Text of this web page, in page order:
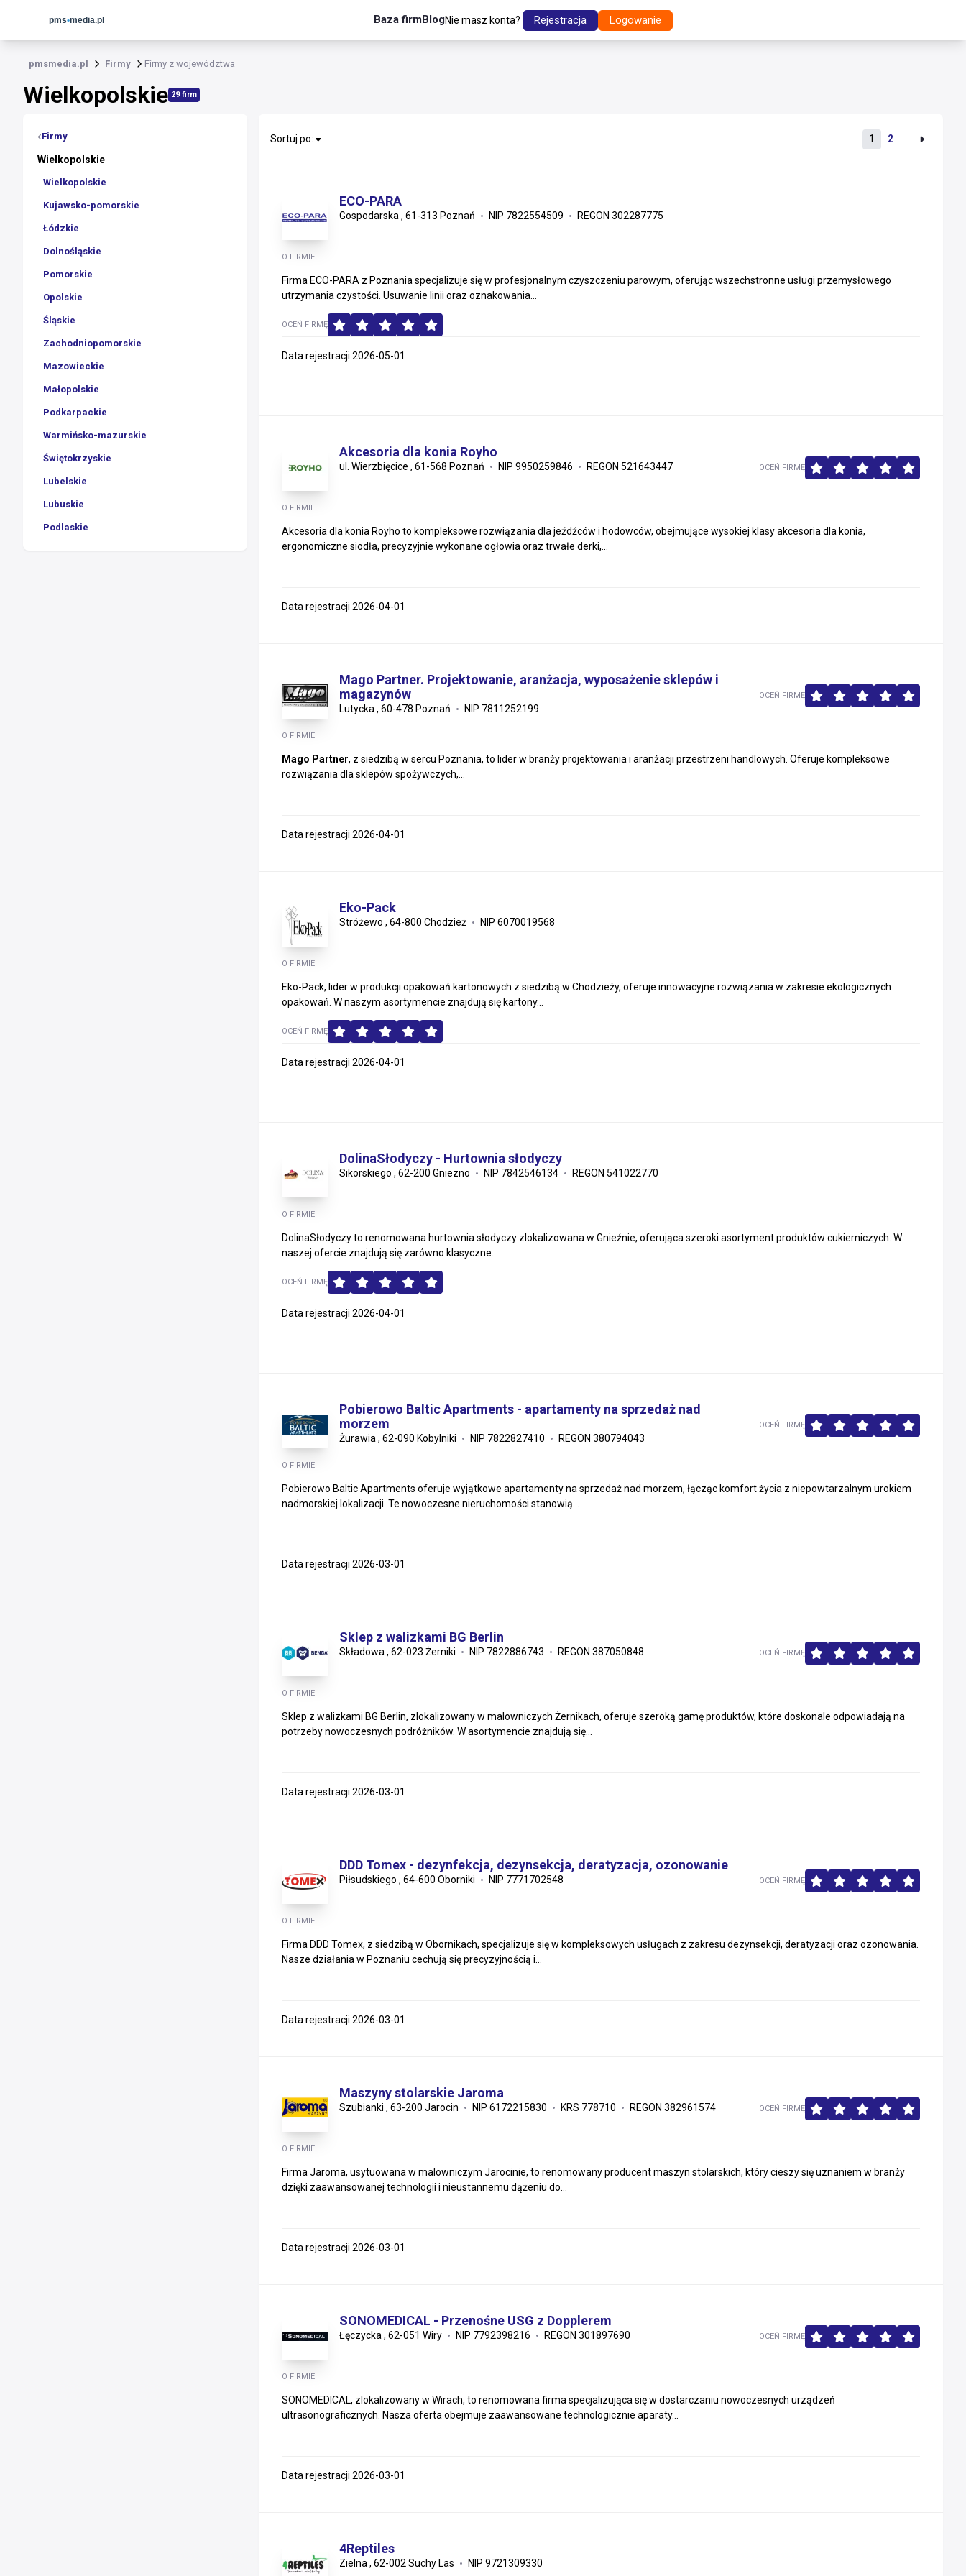
Baza firmBlogNie masz konta? Rejestracja Logowanie
pmsmedia.pl Firmy Firmy z województwa
Wielkopolskie 29 firm
Firmy
Wielkopolskie
Wielkopolskie
Kujawsko-pomorskie
Łódzkie
Dolnośląskie
Pomorskie
Opolskie
Śląskie
Zachodniopomorskie
Mazowieckie
Małopolskie
Podkarpackie
Warmińsko-mazurskie
Świętokrzyskie
Lubelskie
Lubuskie
Podlaskie
Sortuj po: 1 2
ECO-PARA
Gospodarska , 61-313 Poznań NIP 7822554509 REGON 302287775
O FIRMIE
Firma ECO-PARA z Poznania specjalizuje się w profesjonalnym czyszczeniu parowym, oferując wszechstronne usługi przemysłowego
utrzymania czystości. Usuwanie linii oraz oznakowania...
OCEŃ FIRMĘ
Data rejestracji 2026-05-01
Akcesoria dla konia Royho
ul. Wierzbięcice , 61-568 Poznań NIP 9950259846 REGON 521643447
O FIRMIE
Akcesoria dla konia Royho to kompleksowe rozwiązania dla jeźdźców i hodowców, obejmujące wysokiej klasy akcesoria dla konia,
ergonomiczne siodła, precyzyjnie wykonane ogłowia oraz trwałe derki,...
OCEŃ FIRMĘ
Data rejestracji 2026-04-01
Mago Partner. Projektowanie, aranżacja, wyposażenie sklepów i
magazynów
Lutycka , 60-478 Poznań NIP 7811252199
O FIRMIE
Mago Partner, z siedzibą w sercu Poznania, to lider w branży projektowania i aranżacji przestrzeni handlowych. Oferuje kompleksowe
rozwiązania dla sklepów spożywczych,...
OCEŃ FIRMĘ
Data rejestracji 2026-04-01
Eko-Pack
Stróżewo , 64-800 Chodzież NIP 6070019568
O FIRMIE
Eko-Pack, lider w produkcji opakowań kartonowych z siedzibą w Chodzieży, oferuje innowacyjne rozwiązania w zakresie ekologicznych
opakowań. W naszym asortymencie znajdują się kartony...
OCEŃ FIRMĘ
Data rejestracji 2026-04-01
DolinaSłodyczy - Hurtownia słodyczy
Sikorskiego , 62-200 Gniezno NIP 7842546134 REGON 541022770
O FIRMIE
DolinaSłodyczy to renomowana hurtownia słodyczy zlokalizowana w Gnieźnie, oferująca szeroki asortyment produktów cukierniczych. W
naszej ofercie znajdują się zarówno klasyczne...
OCEŃ FIRMĘ
Data rejestracji 2026-04-01
Pobierowo Baltic Apartments - apartamenty na sprzedaż nad
morzem
Żurawia , 62-090 Kobylniki NIP 7822827410 REGON 380794043
O FIRMIE
Pobierowo Baltic Apartments oferuje wyjątkowe apartamenty na sprzedaż nad morzem, łącząc komfort życia z niepowtarzalnym urokiem
nadmorskiej lokalizacji. Te nowoczesne nieruchomości stanowią...
OCEŃ FIRMĘ
Data rejestracji 2026-03-01
Sklep z walizkami BG Berlin
Składowa , 62-023 Żerniki NIP 7822886743 REGON 387050848
O FIRMIE
Sklep z walizkami BG Berlin, zlokalizowany w malowniczych Żernikach, oferuje szeroką gamę produktów, które doskonale odpowiadają na
potrzeby nowoczesnych podróżników. W asortymencie znajdują się...
OCEŃ FIRMĘ
Data rejestracji 2026-03-01
DDD Tomex - dezynfekcja, dezynsekcja, deratyzacja, ozonowanie
Piłsudskiego , 64-600 Oborniki NIP 7771702548
O FIRMIE
Firma DDD Tomex, z siedzibą w Obornikach, specjalizuje się w kompleksowych usługach z zakresu dezynsekcji, deratyzacji oraz ozonowania.
Nasze działania w Poznaniu cechują się precyzyjnością i...
OCEŃ FIRMĘ
Data rejestracji 2026-03-01
Maszyny stolarskie Jaroma
Szubianki , 63-200 Jarocin NIP 6172215830 KRS 778710 REGON 382961574
O FIRMIE
Firma Jaroma, usytuowana w malowniczym Jarocinie, to renomowany producent maszyn stolarskich, który cieszy się uznaniem w branży
dzięki zaawansowanej technologii i nieustannemu dążeniu do...
OCEŃ FIRMĘ
Data rejestracji 2026-03-01
SONOMEDICAL - Przenośne USG z Dopplerem
Łęczycka , 62-051 Wiry NIP 7792398216 REGON 301897690
O FIRMIE
SONOMEDICAL, zlokalizowany w Wirach, to renomowana firma specjalizująca się w dostarczaniu nowoczesnych urządzeń
ultrasonograficznych. Nasza oferta obejmuje zaawansowane technologicznie aparaty...
OCEŃ FIRMĘ
Data rejestracji 2026-03-01
4Reptiles
Zielna , 62-002 Suchy Las NIP 9721309330